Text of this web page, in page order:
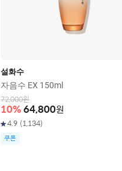
설화수
자음수 EX 150ml
72,000원
10% 64,800원
4.9 (1,134)
쿠폰